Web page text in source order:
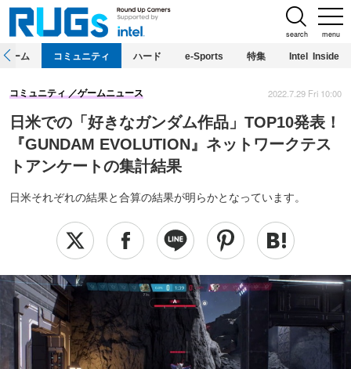
menu
search
ホーム コミュニティ ハード e-Sports 特集 Intel Inside
日米での「好きなガンダム作品」TOP10発表！
『GUNDAM EVOLUTION』ネットワークテス
トアンケートの集計結果
日米それぞれの結果と合算の結果が明らかとなっています。
コミュニティ ゲームニュース 2022.7.29 Fri 10:00